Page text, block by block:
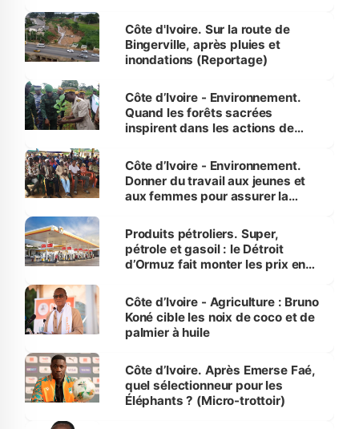
(Alassane Ouattara
Côte d'Ivoire. Sur la route de
Bingerville, après pluies et
inondations (Reportage)
Côte d’Ivoire - Environnement.
Quand les forêts sacrées
inspirent dans les actions de
Côte d’Ivoire - Environnement.
Donner du travail aux jeunes et
aux femmes pour assurer la
menacées
Produits pétroliers. Super,
pétrole et gasoil : le Détroit
d’Ormuz fait monter les prix en
Côte d’Ivoire - Agriculture : Bruno
Koné cible les noix de coco et de
palmier à huile
Côte d’Ivoire. Après Emerse Faé,
quel sélectionneur pour les
Éléphants ? (Micro-trottoir)